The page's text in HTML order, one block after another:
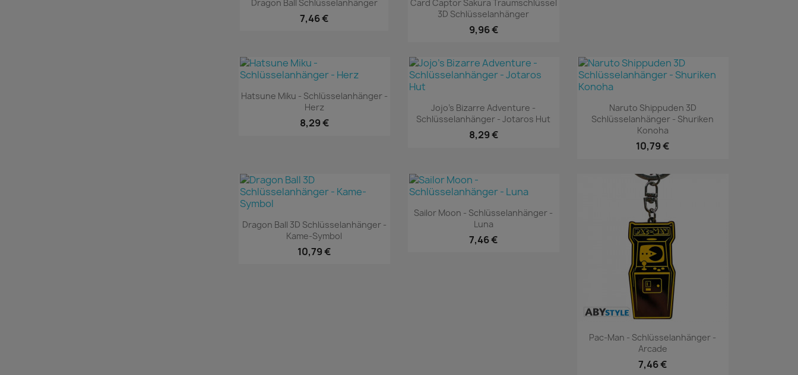
Dragon Ball Schlüsselanhänger
7,46 €
Card Captor Sakura Traumschlüssel
3D Schlüsselanhänger
9,96 €
Vorschau
Hatsune Miku - Schlüsselanhänger -
Herz
8,29 €
Vorschau
Jojo's Bizarre Adventure -
Schlüsselanhänger - Jotaros Hut
8,29 €
 Vorschau
Naruto Shippuden 3D
Schlüsselanhänger - Shuriken
Konoha
10,79 €
Vorschau
Dragon Ball 3D Schlüsselanhänger -
Kame-Symbol
10,79 €
 Vorschau
Sailor Moon - Schlüsselanhänger -
Luna
7,46 €
Vorschau
Pac-Man - Schlüsselanhänger -
Arcade
7,46 €